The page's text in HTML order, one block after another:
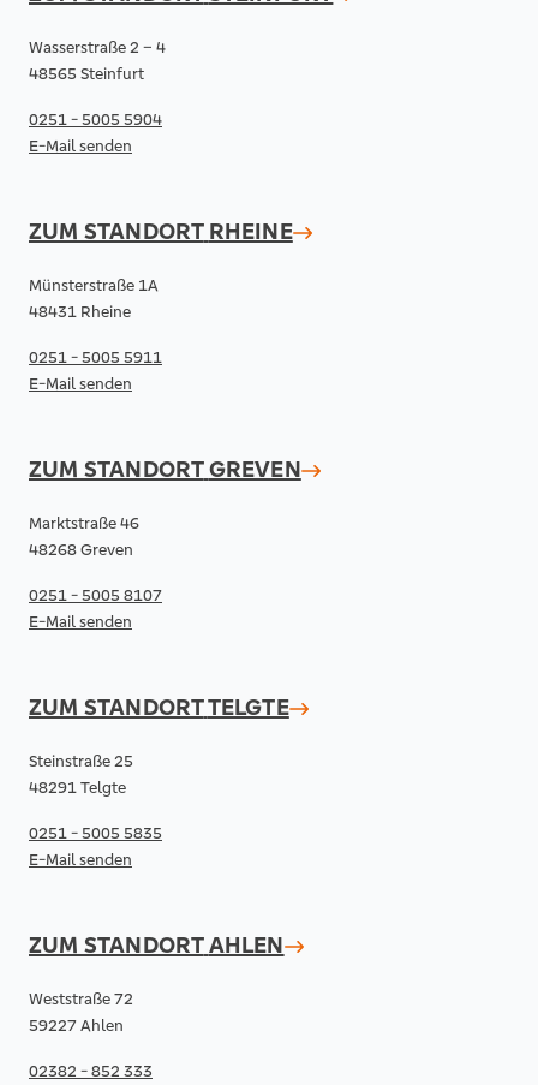
Wasserstraße 2 – 4
48565 Steinfurt
0251 - 5005 5904
E-Mail senden
ZUM STANDORT RHEINE
Münsterstraße 1A
48431 Rheine
0251 - 5005 5911
E-Mail senden
ZUM STANDORTGREVEN
Marktstraße 46
48268 Greven
0251 - 5005 8107
E-Mail senden
ZUM STANDORTTELGTE
Steinstraße 25
48291 Telgte
0251 - 5005 5835
E-Mail senden
ZUM STANDORTAHLEN
Weststraße 72
59227 Ahlen
02382 - 852 333